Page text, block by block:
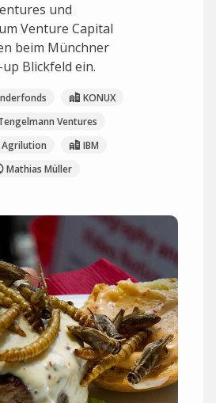
und
Venture Capital
beim Münchner
Blickfeld ein.
KONUX
Ventures
Agrilution
IBM
Mathias Müller